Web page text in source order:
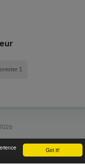
Got it!
1